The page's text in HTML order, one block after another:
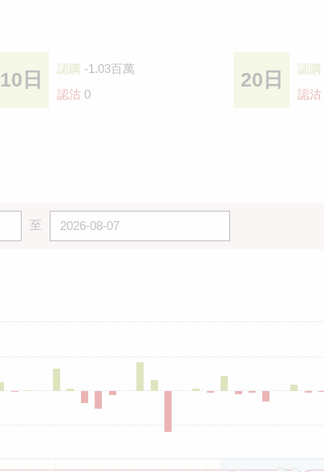
10日 認購 -1.03百萬
認沽 0
20日 認購
認沽
至